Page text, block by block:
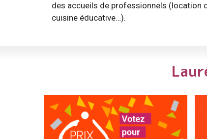
des accueils de professionnels (location
cuisine éducative…).